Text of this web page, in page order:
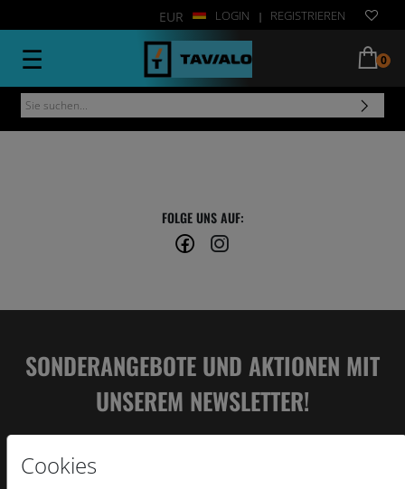
EUR LOGIN | REGISTRIEREN
0
☰
FOLGE UNS AUF:
SONDERANGEBOTE UND AKTIONEN MIT
UNSEREM NEWSLETTER!
Cookies